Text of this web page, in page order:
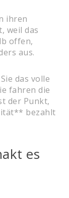
ihren
weil das
offen,
aus.
das volle
fahren die
der Punkt,
bezahlt
es